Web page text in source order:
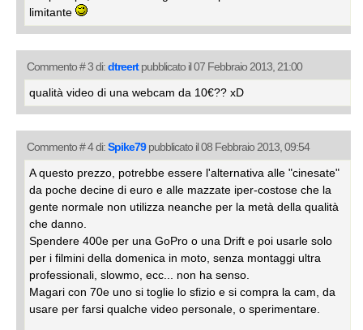
limitante
Commento # 3 di:dtreertpubblicato il 07 Febbraio 2013, 21:00
qualità video di una webcam da 10€?? xD
Commento # 4 di:Spike79pubblicato il 08 Febbraio 2013, 09:54
A questo prezzo, potrebbe essere l'alternativa alle "cinesate"
da poche decine di euro e alle mazzate iper-costose che la
gente normale non utilizza neanche per la metà della qualità
che danno.
Spendere 400e per una GoPro o una Drift e poi usarle solo
per i filmini della domenica in moto, senza montaggi ultra
professionali, slowmo, ecc... non ha senso.
Magari con 70e uno si toglie lo sfizio e si compra la cam, da
usare per farsi qualche video personale, o sperimentare.